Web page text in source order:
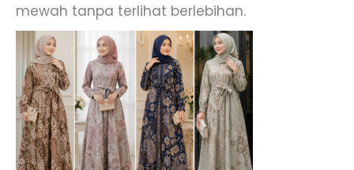
mewah tanpa terlihat berlebihan.